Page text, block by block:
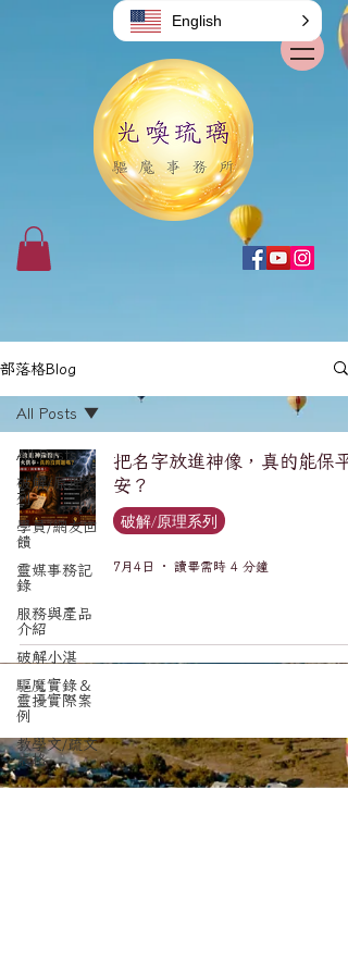
部落格Blog
All Posts
破解/原理系
列
學員/網友回
饋
靈媒事務記
錄
服務與產品
介紹
破解小湛
驅魔實錄＆
靈擾實際案
例
教學文/疏文
表格
All Posts
把名字放進神像，真的能保平
安？
破解/原理系列
7月4日 讀畢需時 4 分鐘
English